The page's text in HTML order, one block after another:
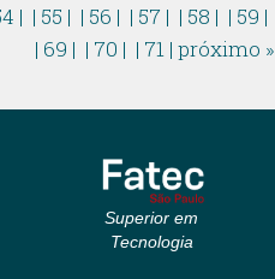
| | 55 | | 56 | | 57 | | 58 | | 59 |
| 69 | | 70 | | 71 |próximo »
Superior em
Tecnologia